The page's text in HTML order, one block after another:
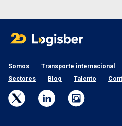
Somos Transporte internacional
Sectores
Blog Talento